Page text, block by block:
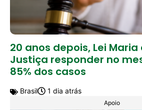
20 anos depois, Lei
Justiça responder no
85% dos casos
Brasil 1 dia atrás
Apoio